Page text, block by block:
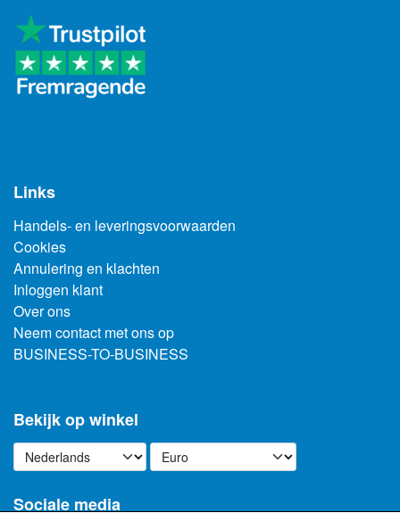
Links
Handels- en leveringsvoorwaarden
Cookies
Annulering en klachten
Inloggen klant
Over ons
Neem contact met ons op
BUSINESS-TO-BUSINESS
Bekijk op winkel
Sociale media